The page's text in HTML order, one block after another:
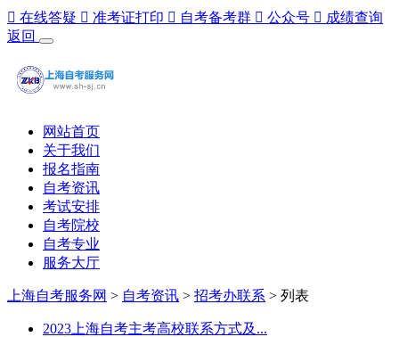
 在线答疑  准考证打印  自考备考群  公众号  成绩查询
返回
网站首页
关于我们
报名指南
自考资讯
考试安排
自考院校
自考专业
服务大厅
上海自考服务网 > 自考资讯 > 招考办联系 > 列表
2023上海自考主考高校联系方式及...